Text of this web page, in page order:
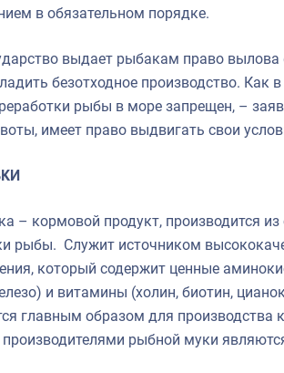
в обязательном порядке.
выдает рыбакам право вылова
безотходное производство. Как
рыбы в море запрещен, –
имеет право выдвигать свои
– кормовой продукт, производится
рыбы. Служит источником
который содержит ценные
и витамины (холин, биотин,
главным образом для
рыбной муки